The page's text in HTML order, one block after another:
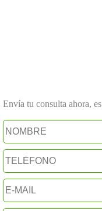
Envía tu consulta ahora,